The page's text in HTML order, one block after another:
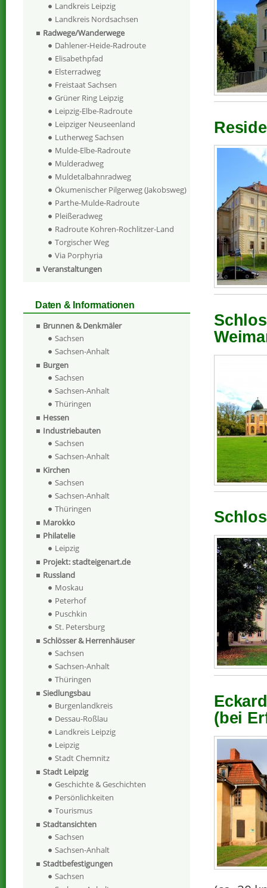
(bei
Landkreis Leipzig
Landkreis Nordsachsen
Radwege/Wanderwege
Dahlener-Heide-Radroute
Elisabethpfad
Elsterradweg
Freistaat Sachsen
Grüner Ring Leipzig
Leipzig-Elbe-Radroute
Leipziger Neuseenland
Lutherweg Sachsen
Mulde-Elbe-Radroute
Mulderadweg
Muldetalbahnradweg
Ökumenischer Pilgerweg (Jakobsweg)
Parthe-Mulde-Radroute
Pleißeradweg
Radroute Kohren-Rochlitzer-Land
Torgischer Weg
Via Porphyria
Veranstaltungen
Daten & Informationen
Brunnen & Denkmäler
Sachsen
Sachsen-Anhalt
Burgen
Sachsen
Sachsen-Anhalt
Thüringen
Hessen
Industriebauten
Sachsen
Sachsen-Anhalt
Kirchen
Sachsen
Sachsen-Anhalt
Thüringen
Marokko
Philatelie
Leipzig
Projekt: stadteigenart.de
Russland
Moskau
Peterhof
Puschkin
St. Petersburg
Schlösser & Herrenhäuser
Sachsen
Sachsen-Anhalt
Thüringen
Siedlungsbau
Burgenlandkreis
Dessau-Roßlau
Landkreis Leipzig
Leipzig
Stadt Chemnitz
Stadt Leipzig
Geschichte & Geschichten
Persönlichkeiten
Tourismus
Stadtansichten
Sachsen
Sachsen-Anhalt
Stadtbefestigungen
Sachsen